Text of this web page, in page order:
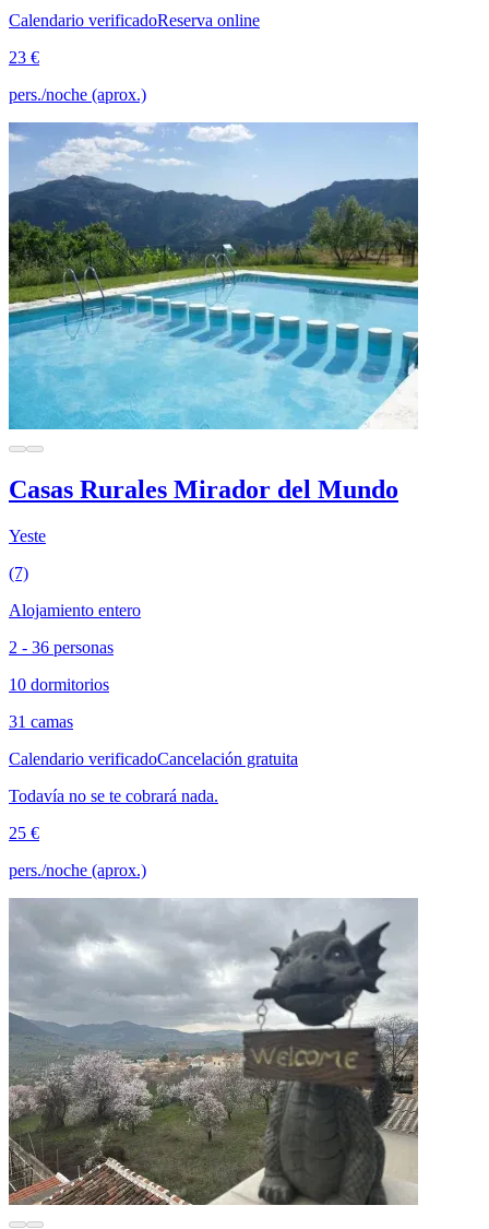
Calendario verificadoReserva online
23 €
pers./noche (aprox.)
Casas Rurales Mirador del Mundo
Yeste
(7)
Alojamiento entero
2 - 36 personas
10 dormitorios
31 camas
Calendario verificadoCancelación gratuita
Todavía no se te cobrará nada.
25 €
pers./noche (aprox.)